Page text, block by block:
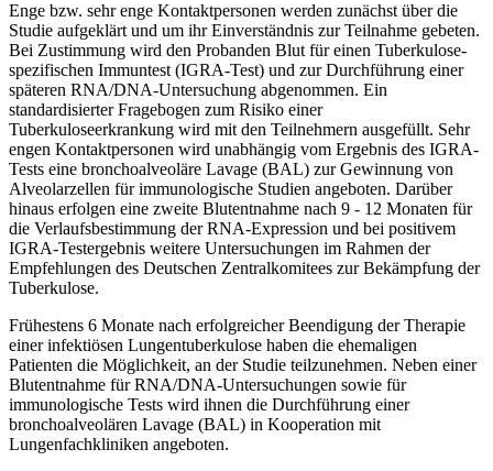
Enge bzw. sehr enge Kontaktpersonen werden zunächst über die
Studie aufgeklärt und um ihr Einverständnis zur Teilnahme gebeten.
Bei Zustimmung wird den Probanden Blut für einen Tuberkulose-
spezifischen Immuntest (IGRA-Test) und zur Durchführung einer
späteren RNA/DNA-Untersuchung abgenommen. Ein
standardisierter Fragebogen zum Risiko einer
Tuberkuloseerkrankung wird mit den Teilnehmern ausgefüllt. Sehr
engen Kontaktpersonen wird unabhängig vom Ergebnis des IGRA-
Tests eine bronchoalveoläre Lavage (BAL) zur Gewinnung von
Alveolarzellen für immunologische Studien angeboten. Darüber
hinaus erfolgen eine zweite Blutentnahme nach 9 - 12 Monaten für
die Verlaufsbestimmung der RNA-Expression und bei positivem
IGRA-Testergebnis weitere Untersuchungen im Rahmen der
Empfehlungen des Deutschen Zentralkomitees zur Bekämpfung der
Tuberkulose.
Frühestens 6 Monate nach erfolgreicher Beendigung der Therapie
einer infektiösen Lungentuberkulose haben die ehemaligen
Patienten die Möglichkeit, an der Studie teilzunehmen. Neben einer
Blutentnahme für RNA/DNA-Untersuchungen sowie für
immunologische Tests wird ihnen die Durchführung einer
bronchoalveolären Lavage (BAL) in Kooperation mit
Lungenfachkliniken angeboten.